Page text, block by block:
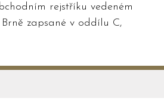
rejstříku vedeném
zapsané v oddílu C,